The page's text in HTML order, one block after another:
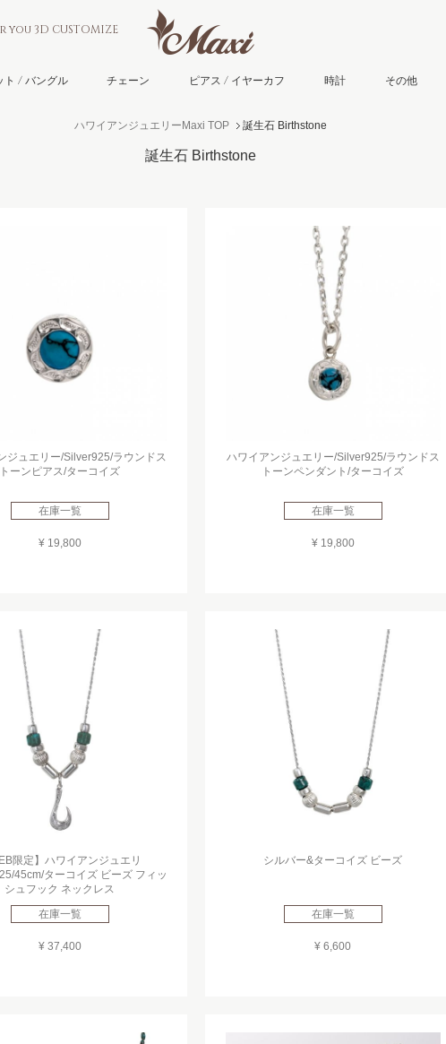
3D CUSTOMIZE
ト / バングル チェーン ピアス / イヤーカフ 時計 その他
ハワイアンジュエリーMaxi TOP 誕生石 Birthstone
誕生石 Birthstone
ジュエリー/Silver925/ラウンドス
トーンピアス/ターコイズ
在庫一覧
¥ 19,800
ハワイアンジュエリー/Silver925/ラウンドス
トーンペンダント/ターコイズ
在庫一覧
¥ 19,800
限定】ハワイアンジュエリ
45cm/ターコイズ ビーズ フィッ
シュフック ネックレス
在庫一覧
¥ 37,400
シルバー&ターコイズ ビーズ
在庫一覧
¥ 6,600